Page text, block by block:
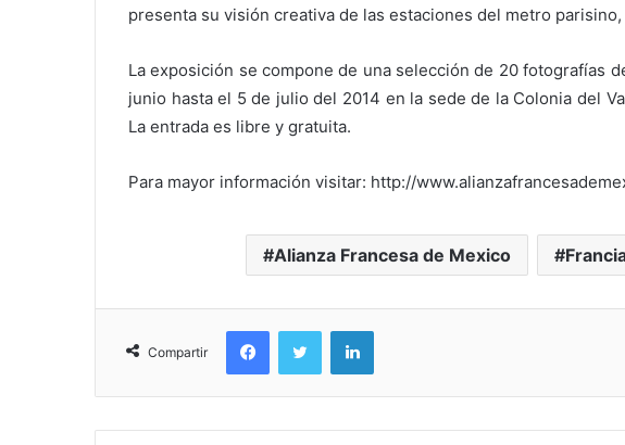
presenta su visión creativa de las estaciones del metro parisino,
La exposición se compone de una selección de 20 fotografías
junio hasta el 5 de julio del 2014 en la sede de la Colonia del
La entrada es libre y gratuita.
Para mayor información visitar: http://
Alianza Francesa de Mexico
Compartir
FacebookTwitter LinkedIn